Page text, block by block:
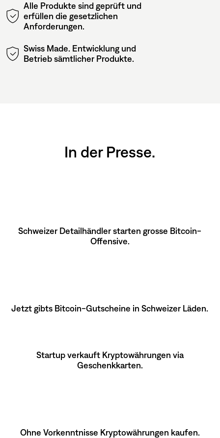
Alle Produkte sind geprüft und
erfüllen die gesetzlichen
Anforderungen.
Swiss Made. Entwicklung und
Betrieb sämtlicher Produkte.
In der Presse.
Schweizer Detailhändler starten grosse Bitcoin-
Offensive.
Jetzt gibts Bitcoin-Gutscheine in Schweizer Läden.
Startup verkauft Kryptowährungen via
Geschenkkarten.
Ohne Vorkenntnisse Kryptowährungen kaufen.